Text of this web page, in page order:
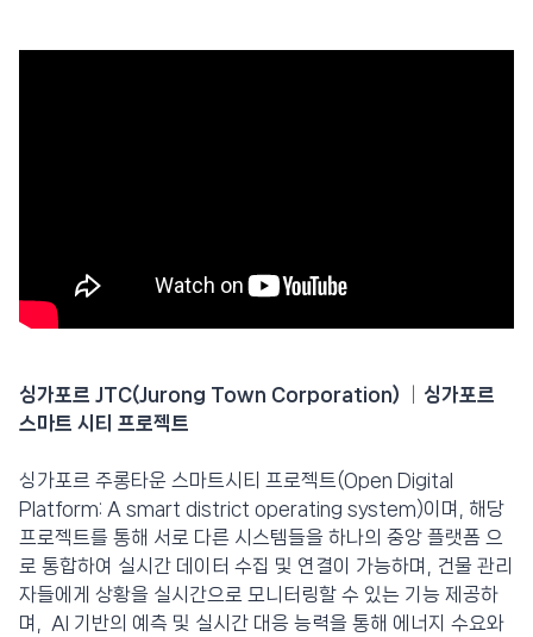
싱가포르 JTC(Jurong Town Corporation) │싱가포르
스마트 시티 프로젝트
싱가포르 주롱타운 스마트시티 프로젝트(Open Digital
Platform: A smart district operating system)이며, 해당
프로젝트를 통해 서로 다른 시스템들을 하나의 중앙 플랫폼 으
로 통합하여 실시간 데이터 수집 및 연결이 가능하며, 건물 관리
자들에게 상황을 실시간으로 모니터링할 수 있는 기능 제공하
며, AI 기반의 예측 및 실시간 대응 능력을 통해 에너지 수요와